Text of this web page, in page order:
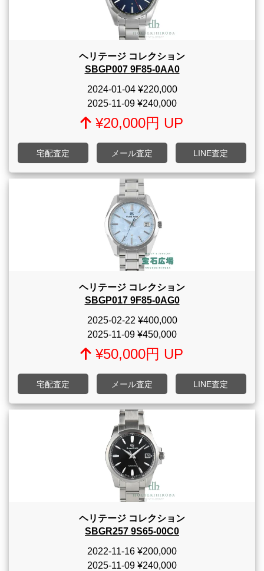
ヘリテージ コレクション
SBGP007 9F85-0AA0
2024-01-04¥220,000
2025-11-09 ¥240,000
¥20,000円 UP
宅配査定 メール査定 LINE査定
ヘリテージ コレクション
SBGP017 9F85-0AG0
2025-02-22 ¥400,000
2025-11-09 ¥450,000
¥50,000円 UP
宅配査定 メール査定 LINE査定
ヘリテージ コレクション
SBGR257 9S65-00C0
2022-11-16 ¥200,000
2025-11-09 ¥240,000